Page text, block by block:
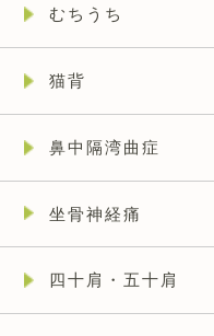
むちうち
猫背
鼻中隔湾曲症
坐骨神経痛
四十肩・五十肩